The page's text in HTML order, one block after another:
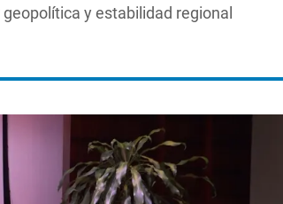
y estabilidad regional